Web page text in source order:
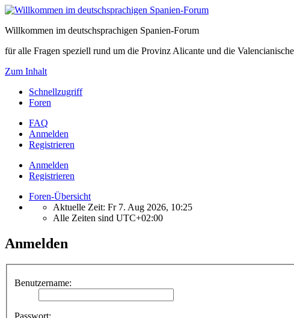
Willkommen im deutschsprachigen Spanien-Forum
für alle Fragen speziell rund um die Provinz Alicante und die
Zum Inhalt
Schnellzugriff
Foren
FAQ
Anmelden
Registrieren
Anmelden
Registrieren
Foren-Übersicht
Aktuelle Zeit: Fr 7. Aug 2026, 10:25
Alle Zeiten sind UTC+02:00
Anmelden
Benutzername: